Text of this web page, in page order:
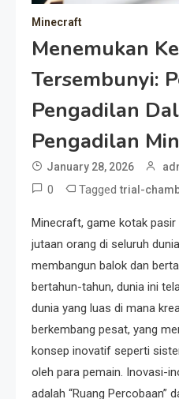
Minecraft
Menemukan
Tersembunyi:
Pengadilan
Pengadilan
January 28, 2026
0 Taggedtrial-
Minecraft, game kotak pasir
jutaan orang di seluruh
membangun balok dan
bertahun-tahun, dunia ini
dunia yang luas di mana
berkembang pesat, yang
konsep inovatif seperti
oleh para pemain. Inovasi-
adalah “Ruang Percobaan”